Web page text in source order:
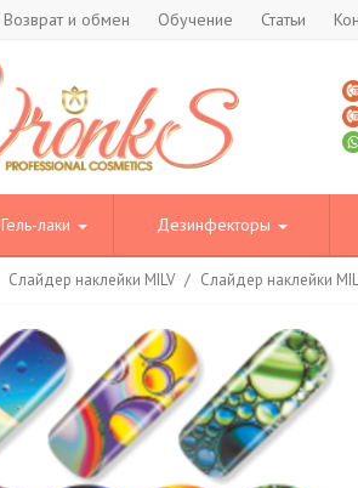
Возврат и обмен Обучение Статьи
Гель-лаки Дезинфекторы
Слайдер наклейки MILV / Слайдер наклейки